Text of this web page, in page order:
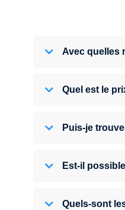
Avec quelles
Quel est le
Puis-je
Est-il
Quels-sont